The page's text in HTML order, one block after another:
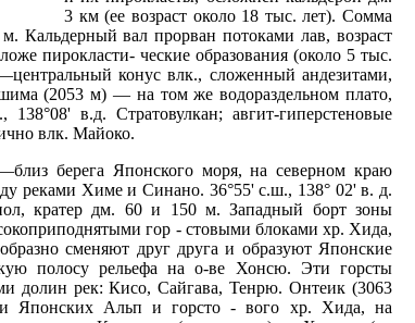
3 км (ее возраст около 18 тыс. лет). Сомма
Кальдерный вал прорван потоками лав, возраст
пирокласти- ческие образования (около 5 тыс.
конус влк., сложенный андезитами,
(2053 м) — на том же водораздельном плато,
в.д. Стратовулкан; авгит-гиперстеновые
влк. Майоко.
берега Японского моря, на северном краю
реками Химе и Синано. 36°55' с.ш., 138° 02' в. д.
кратер дм. 60 и 150 м. Западный борт зоны
гор - стовыми блоками хр. Хида,
сменяют друг друга и образуют Японские
полосу рельефа на о-ве Хонсю. Эти горсты
долин рек: Кисо, Сайгава, Тенрю. Онтеик (3063
Японских Альп и горсто - вого хр. Хида, на